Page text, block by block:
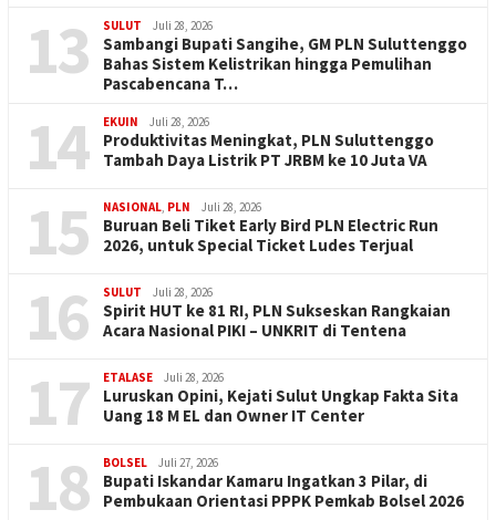
13 SULUT Juli 28, 2026
Sambangi Bupati Sangihe, GM PLN Suluttenggo
Bahas Sistem Kelistrikan hingga Pemulihan
Pascabencana T…
14 EKUIN Juli 28, 2026
Produktivitas Meningkat, PLN Suluttenggo
Tambah Daya Listrik PT JRBM ke 10 Juta VA
15 NASIONAL, PLN Juli 28, 2026
Buruan Beli Tiket Early Bird PLN Electric Run
2026, untuk Special Ticket Ludes Terjual
16 SULUT Juli 28, 2026
Spirit HUT ke 81 RI, PLN Sukseskan Rangkaian
Acara Nasional PIKI – UNKRIT di Tentena
17 ETALASE Juli 28, 2026
Luruskan Opini, Kejati Sulut Ungkap Fakta Sita
Uang 18 M EL dan Owner IT Center
18 BOLSEL Juli 27, 2026
Bupati Iskandar Kamaru Ingatkan 3 Pilar, di
Pembukaan Orientasi PPPK Pemkab Bolsel 2026